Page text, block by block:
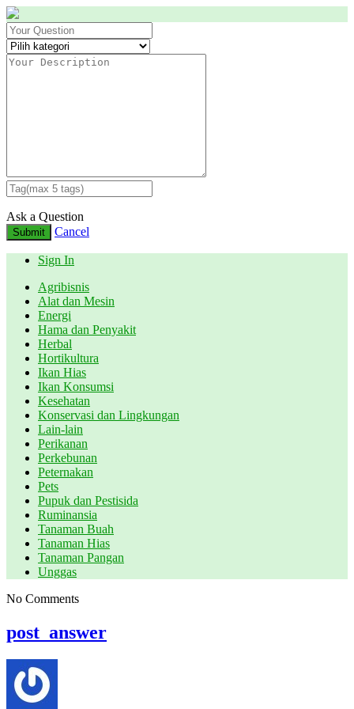
Ask a Question
Submit Cancel
Sign In
Agribisnis
Alat dan Mesin
Energi
Hama dan Penyakit
Herbal
Hortikultura
Ikan Hias
Ikan Konsumsi
Kesehatan
Konservasi dan Lingkungan
Lain-lain
Perikanan
Perkebunan
Peternakan
Pets
Pupuk dan Pestisida
Ruminansia
Tanaman Buah
Tanaman Hias
Tanaman Pangan
Unggas
No Comments
post_answer